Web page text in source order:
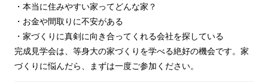
・本当に住みやすい家ってどんな家？
・お金や間取りに不安がある
・家づくりに真剣に向き合ってくれる会社を探している
完成見学会は、等身大の家づくりを学べる絶好の機会です。家
づくりに悩んだら、まずは一度ご参加ください。